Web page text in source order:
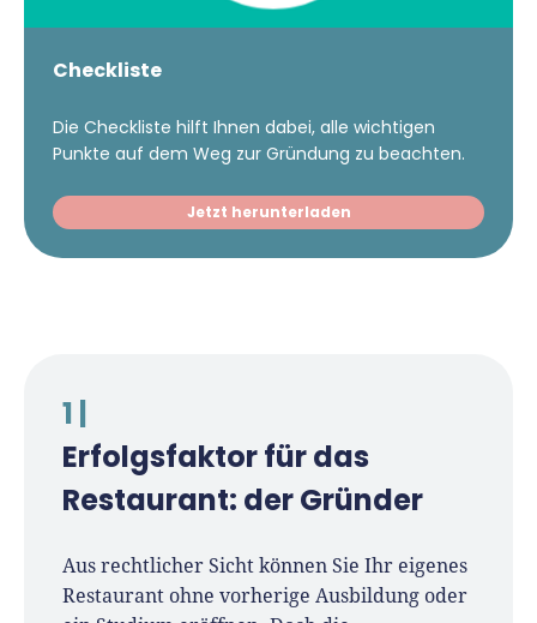
Checkliste
Die Checkliste hilft Ihnen dabei, alle wichtigen
Punkte auf dem Weg zur Gründung zu beachten.
Jetzt herunterladen
1 |
Erfolgsfaktor für das
Restaurant: der Gründer
Aus rechtlicher Sicht können Sie Ihr eigenes
Restaurant ohne vorherige Ausbildung oder